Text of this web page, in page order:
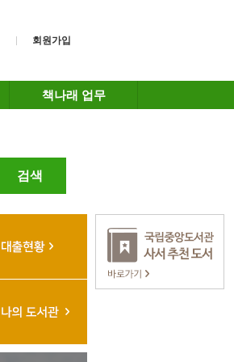
회원가입
책나래 업무
검색